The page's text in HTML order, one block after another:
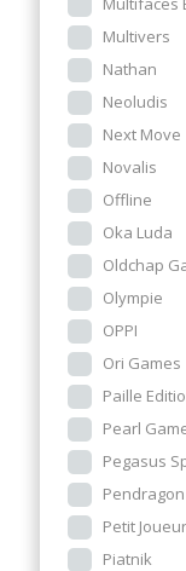
Multivers
Nathan
Neoludis
Next Move
Novalis
Offline
Oka Luda
Oldchap
Olympie
OPPI
Ori Games
Paille
Pearl
Pegasus
Pendragon
Petit Joueur
Piatnik